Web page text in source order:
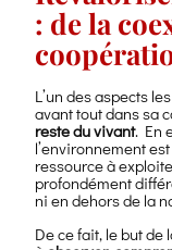
En
effet,
elle
repose
sur
l’idée
que
chacun
peut,
à
son
: de la
L’un des aspects
avant tout dans sa
reste du vivant. En
l’environnement
ressource à
profondément
ni en dehors de la
De ce fait, le but